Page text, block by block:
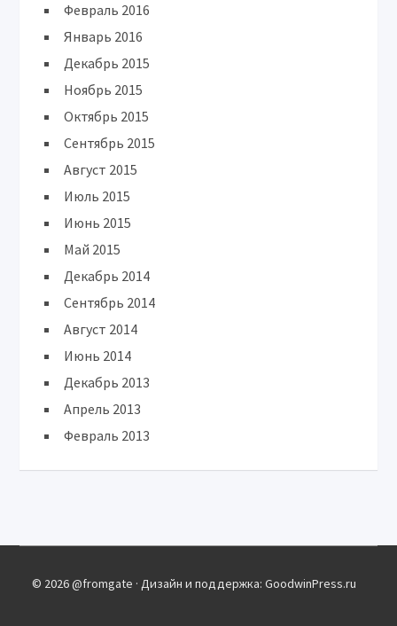
Февраль 2016
Январь 2016
Декабрь 2015
Ноябрь 2015
Октябрь 2015
Сентябрь 2015
Август 2015
Июль 2015
Июнь 2015
Май 2015
Декабрь 2014
Сентябрь 2014
Август 2014
Июнь 2014
Декабрь 2013
Апрель 2013
Февраль 2013
© 2026 @fromgate · Дизайн и поддержка: GoodwinPress.ru